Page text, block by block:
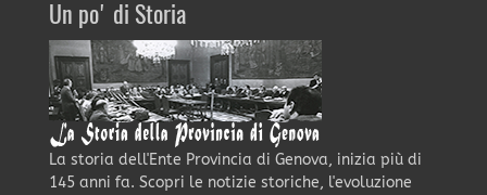
Un po' di Storia
La storia dell'Ente Provincia di Genova, inizia più di
145 anni fa. Scopri le notizie storiche, l'evoluzione